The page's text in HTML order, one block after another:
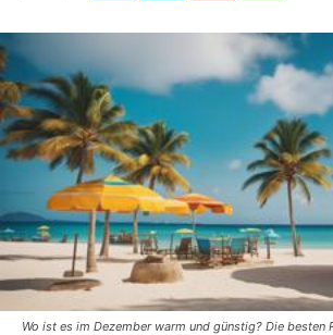
Wo ist es im Dezember warm und günstig? Die besten